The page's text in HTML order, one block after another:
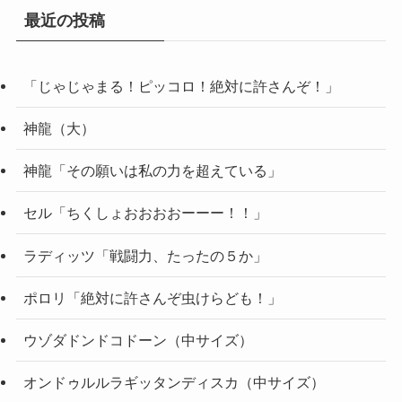
最近の投稿
「じゃじゃまる！ピッコロ！絶対に許さんぞ！」
神龍（大）
神龍「その願いは私の力を超えている」
セル「ちくしょおおおおーーー！！」
ラディッツ「戦闘力、たったの５か」
ポロリ「絶対に許さんぞ虫けらども！」
ウゾダドンドコドーン（中サイズ）
オンドゥルルラギッタンディスカ（中サイズ）